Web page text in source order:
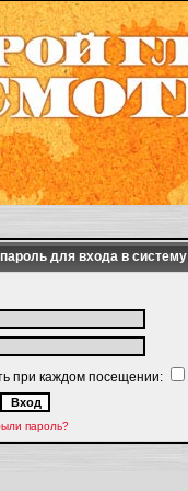
для входа в систему
при каждом посещении:
пароль?